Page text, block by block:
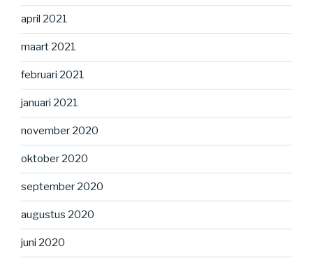
april 2021
maart 2021
februari 2021
januari 2021
november 2020
oktober 2020
september 2020
augustus 2020
juni 2020